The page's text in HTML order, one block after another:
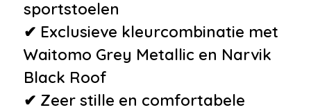
sportstoelen
✔ Exclusieve kleurcombinatie met
Waitomo Grey Metallic en Narvik
Black Roof
✔ Zeer stille en comfortabele